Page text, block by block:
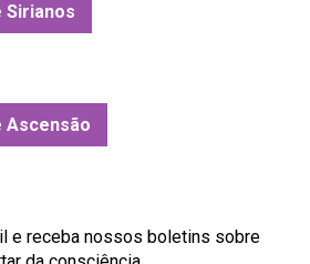
Sirianos
Ascensão
e receba nossos boletins sobre